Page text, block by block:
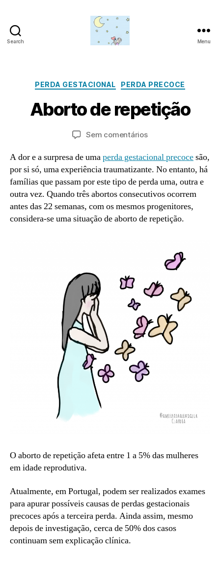
Search
da
lua
Menu
Categorias
PERDA GESTACIONAL PERDA PRECOCE
Aborto de repetição
Autor
do
o
r
d
in
Data
do
u
h
o
,
0
2
1
Sem comentáriosem
de
repetição
A dor e a surpresa de umaperda gestacional precocesão,
por si só, uma experiência traumatizante. No entanto, há
famílias que passam por este tipo de perda uma, outra e
outra vez. Quando três abortos consecutivos ocorrem
antes das 22 semanas, com os mesmos progenitores,
considera-se uma situação de aborto de repetição.
O aborto de repetição afeta entre 1 a 5% das mulheres
em idade reprodutiva.
Atualmente, em Portugal, podem ser realizados exames
para apurar possíveis causas de perdas gestacionais
precoces após a terceira perda. Ainda assim, mesmo
depois de investigação, cerca de 50% dos casos
continuam sem explicação clínica.